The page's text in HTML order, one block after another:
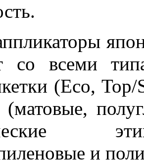
со всеми
(Eco,
(матовые,
и